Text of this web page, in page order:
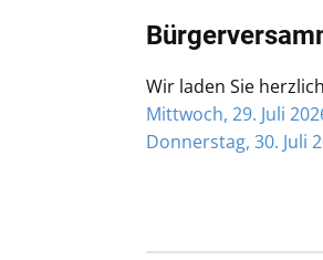
Wir laden Sie
Mittwoch, 29. Juli
Donnerstag, 30. Juli